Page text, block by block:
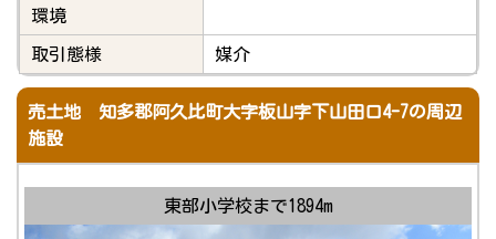
環境
取引態様 媒介
売土地 知多郡阿久比町大字板山字下山田口4-7の周辺
施設
東部小学校まで1894m